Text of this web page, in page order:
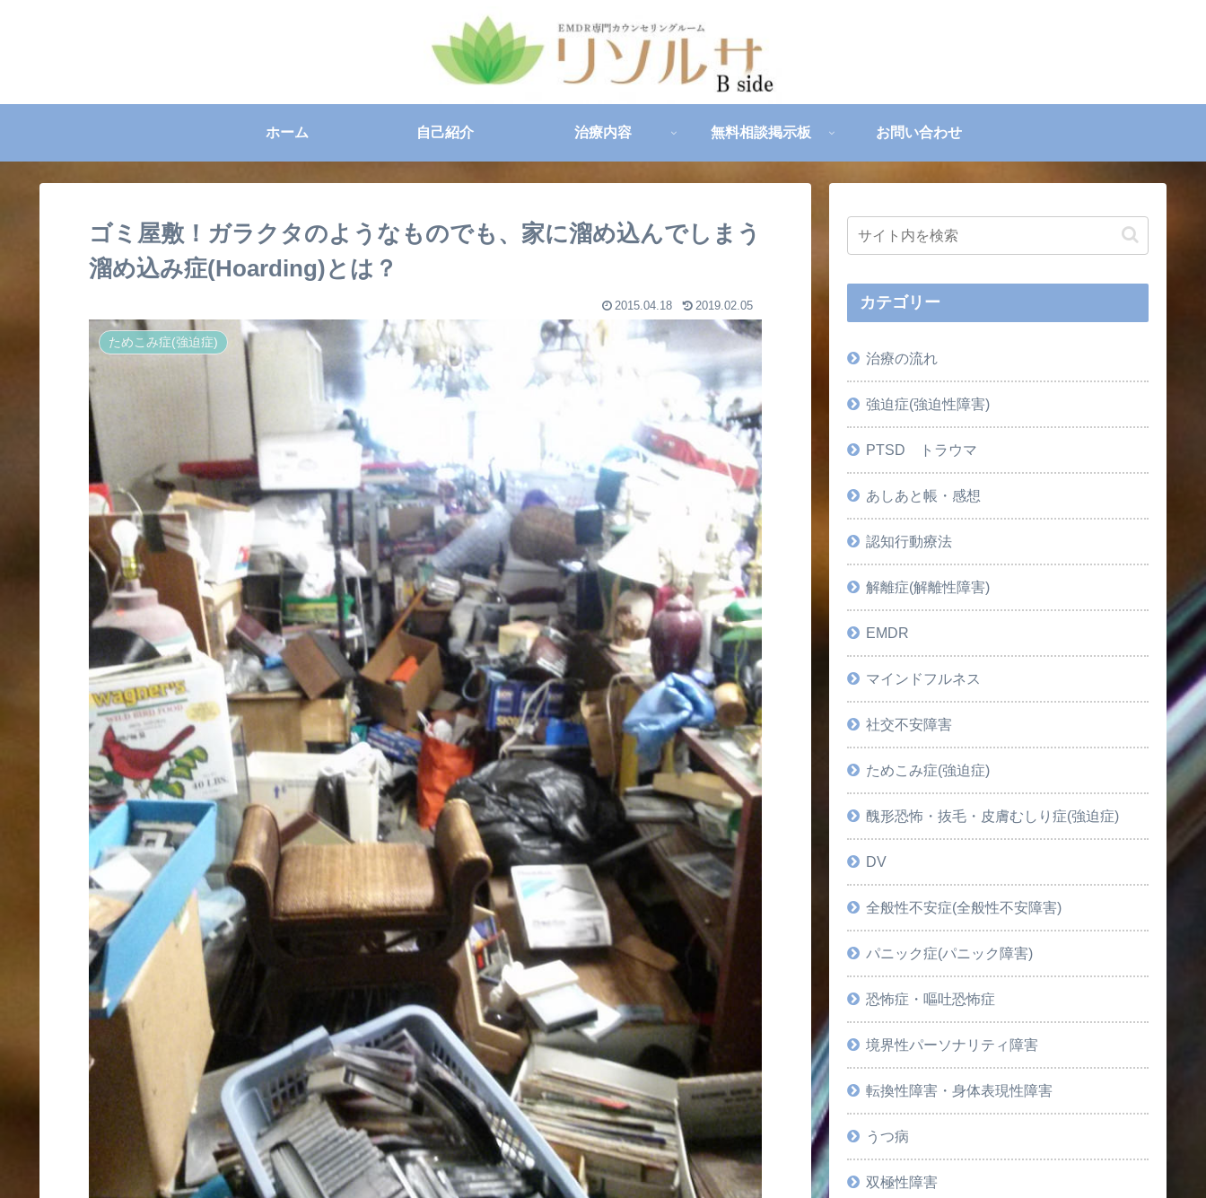
ホーム 自己紹介 治療内容 無料相談掲示板 お問い合わせ
ゴミ屋敷！ガラクタのようなものでも、家に溜め込んでしまう
溜め込み症(Hoarding)とは？
2015.04.18 2019.02.05
ためこみ症(強迫症)
カテゴリー
治療の流れ
強迫症(強迫性障害)
PTSD トラウマ
あしあと帳・感想
認知行動療法
解離症(解離性障害)
EMDR
マインドフルネス
社交不安障害
ためこみ症(強迫症)
醜形恐怖・抜毛・皮膚むしり症(強迫症)
DV
全般性不安症(全般性不安障害)
パニック症(パニック障害)
恐怖症・嘔吐恐怖症
境界性パーソナリティ障害
転換性障害・身体表現性障害
うつ病
双極性障害